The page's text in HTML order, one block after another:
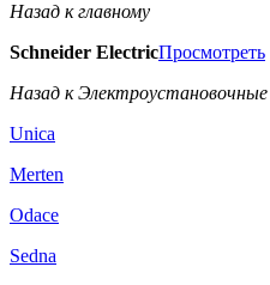
Назад к главному
Schneider ElectricПросмотреть
Назад к Электроустановочные
Unica
Merten
Odace
Sedna